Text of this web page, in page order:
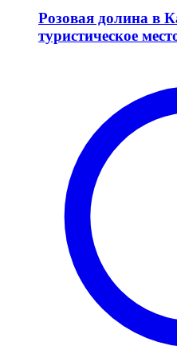
Розовая долина в
туристическое